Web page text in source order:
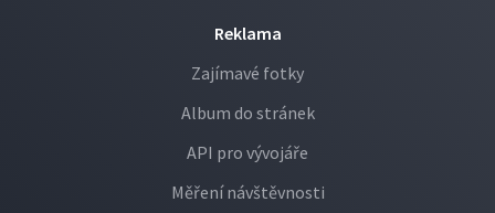
Reklama
Zajímavé fotky
Album do stránek
API pro vývojáře
Měření návštěvnosti